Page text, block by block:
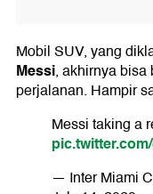
Mobil SUV, yang
Messi, akhirnya
perjalanan. Hampir
Messi taking a
— Inter Miami